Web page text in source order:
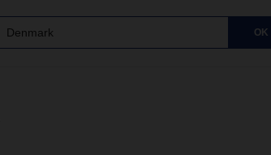
Denmark OK